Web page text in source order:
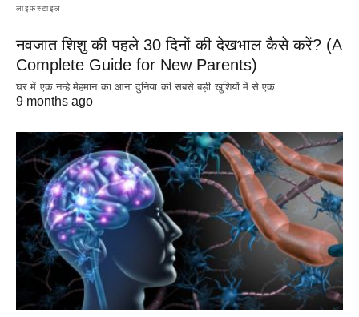
लाइफस्टाइल
नवजात शिशु की पहले 30 दिनों की देखभाल कैसे करें? (A
Complete Guide for New Parents)
घर में एक नन्हे मेहमान का आना दुनिया की सबसे बड़ी खुशियों में से एक…
9 months ago